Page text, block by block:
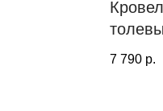
PROF
7 790 р.